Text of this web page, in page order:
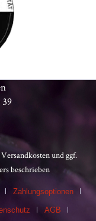
Versandkostenund ggf.
beschrieben
Zahlungsoptionen
AGB